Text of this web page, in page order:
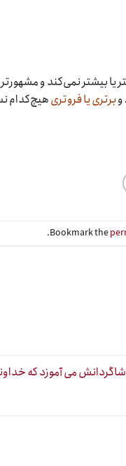
یا بیشتر نمی‌کند و
برتری یا فروتریهیچ‌کدام
.
می آموزد که